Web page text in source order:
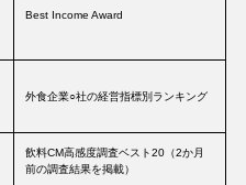
Best Income Award
外食企業○社の経営指標別ランキング
飲料CM高感度調査ベスト20（2か月
前の調査結果を掲載）